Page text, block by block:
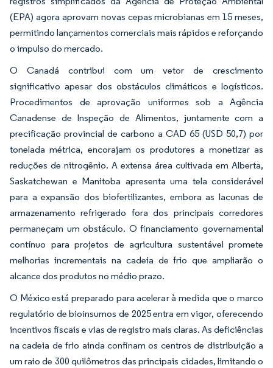
(EPA) agora aprovam novas cepas microbianas em 15 meses,
permitindo lançamentos comerciais mais rápidos e reforçando
o impulso do mercado.
O Canadá contribui com um vetor de crescimento
significativo apesar dos obstáculos climáticos e logísticos.
Procedimentos de aprovação uniformes sob a Agência
Canadense de Inspeção de Alimentos, juntamente com a
precificação provincial de carbono a CAD 65 (USD 50,7) por
tonelada métrica, encorajam os produtores a monetizar as
reduções de nitrogênio. A extensa área cultivada em Alberta,
Saskatchewan e Manitoba apresenta uma tela considerável
para a expansão dos biofertilizantes, embora as lacunas de
armazenamento refrigerado fora dos principais corredores
permaneçam um obstáculo. O financiamento governamental
contínuo para projetos de agricultura sustentável promete
melhorias incrementais na cadeia de frio que ampliarão o
alcance dos produtos no médio prazo.
O México está preparado para acelerar à medida que o marco
regulatório de bioinsumos de 2025 entra em vigor, oferecendo
incentivos fiscais e vias de registro mais claras. As deficiências
na cadeia de frio ainda confinam os centros de distribuição a
um raio de 300 quilômetros das principais cidades, limitando o